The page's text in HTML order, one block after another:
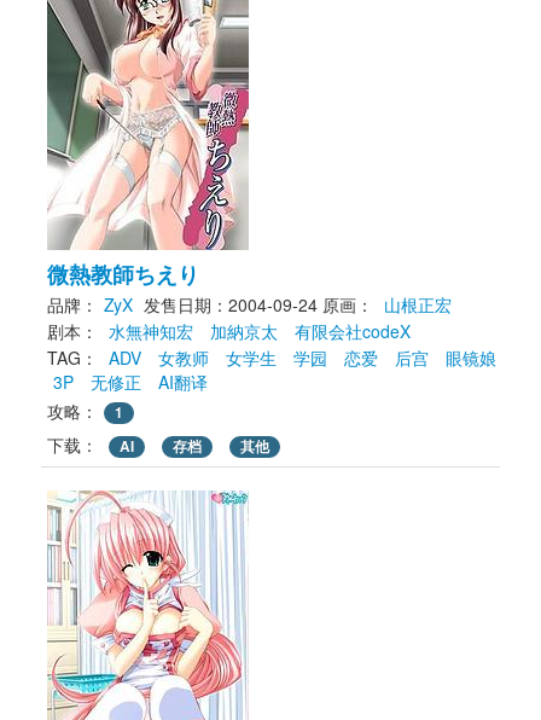
微熱教師ちえり
品牌： ZyX 发售日期：2004-09-24 原画：
山根正宏
剧本：
水無神知宏 加納京太
有限会社codeX
TAG：
ADV 女教师 女学生 学园 恋爱 后宫
眼镜娘
3P
无修正
AI翻译
攻略：
1
下载： AI 存档 其他